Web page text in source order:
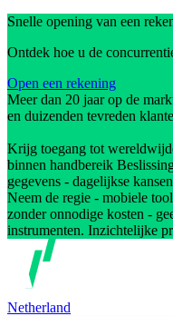
Snelle opening van een
Ontdek hoe u de
Open een rekening
Meer dan 20 jaar op de
en duizenden tevreden
Krijg toegang tot
binnen handbereik
gegevens - dagelijkse
Neem de regie - mobiele
zonder onnodige kosten -
instrumenten. Inzichtelijke
Netherland